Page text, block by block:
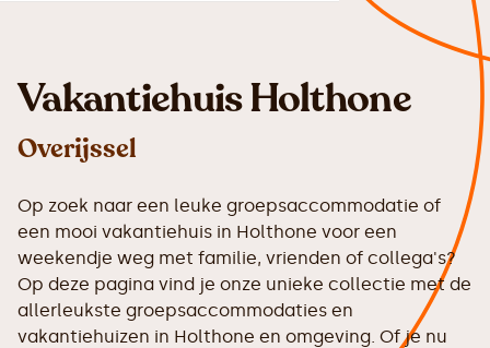
Vakantiehuis Holthone
Overijssel
Op zoek naar een leuke groepsaccommodatie of
een mooi vakantiehuis in Holthone voor een
weekendje weg met familie, vrienden of collega's?
Op deze pagina vind je onze unieke collectie met de
allerleukste groepsaccommodaties en
vakantiehuizen in Holthone en omgeving. Of je nu